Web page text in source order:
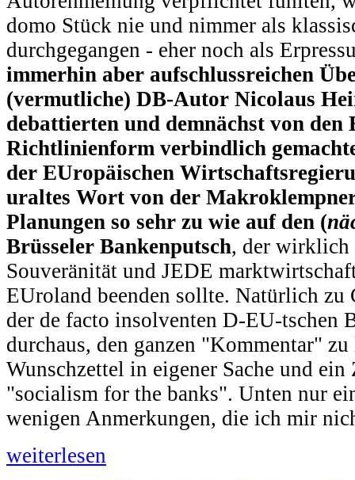
domo Stück nie und nimmer als
durchgegangen - eher noch als
immerhin aber aufschlussreichen
(vermutliche) DB-Autor Nicolaus
debattierten und demnächst von den
Richtlinienform verbindlich
der EUropäischen
uraltes Wort von der
Planungen so sehr zu wie auf den (
Brüsseler Bankenputsch, der wirklich
Souveränität und JEDE
EUroland beenden sollte. Natürlich zu
der de facto insolventen D-EU-tschen
durchaus, den ganzen "Kommentar"
Wunschzettel in eigener Sache und
"socialism for the banks". Unten nur
wenigen Anmerkungen, die ich mir
weiterlesen